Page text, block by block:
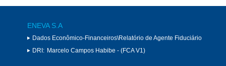
ENEVA S.A
Dados Econômico-Financeiros\Relatório de Agente Fiduciário
DRI: Marcelo Campos Habibe - (FCA V1)